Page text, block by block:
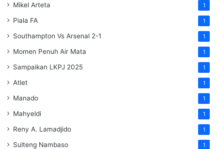
Mikel Arteta 1
Piala FA 1
Southampton Vs Arsenal 2-1 1
Momen Penuh Air Mata 1
Sampaikan LKPJ 2025 1
Atlet 1
Manado 1
Mahyeldi 1
Reny A. Lamadjido 1
Sulteng Nambaso 1